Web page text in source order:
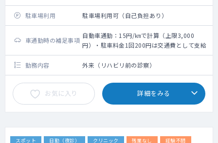
駐車場利用 駐車場利用可（自己負担あり）
車通勤時の補足事項
自動車通勤：15円/㎞で計算（上限3,000
円）・駐車料金1回200円は交通費として支給
勤務内容 外来（リハビリ前の診察）
お気に入り 詳細をみる
スポット 日勤（夜診） クリニック 残業なし
経験不問